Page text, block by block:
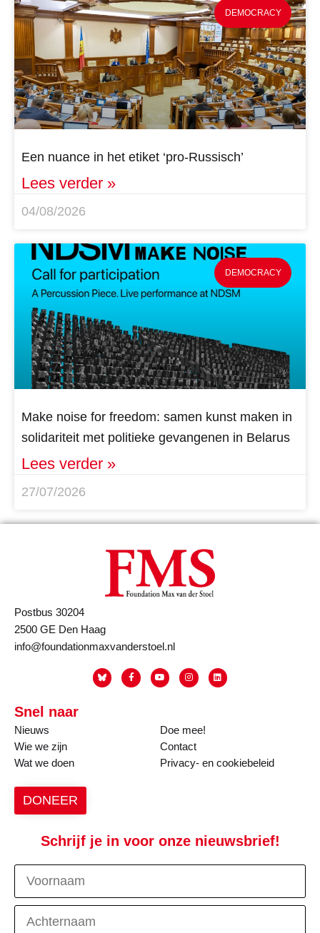
DEMOCRACY
Een nuance in het etiket ‘pro-Russisch’
Lees verder »
04/08/2026
DEMOCRACY
Make noise for freedom: samen kunst maken in
solidariteit met politieke gevangenen in Belarus
Lees verder »
27/07/2026
Postbus 30204
2500 GE Den Haag
info@foundationmaxvanderstoel.nl
Snel naar
Nieuws
Wie we zijn
Wat we doen
Doe mee!
Contact
Privacy- en cookiebeleid
DONEER
Schrijf je in voor onze nieuwsbrief!